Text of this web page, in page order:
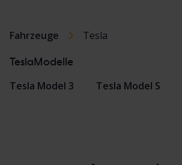
Fahrzeuge Tesla
TeslaModelle
Tesla Model 3 Tesla Model S